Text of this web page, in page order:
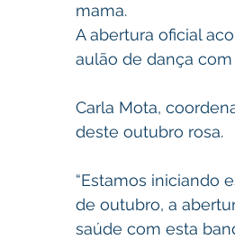
mama.
A abertura oficial
aulão de dança
Carla Mota,
deste outubro rosa.
“Estamos iniciando
de outubro, a
saúde com esta